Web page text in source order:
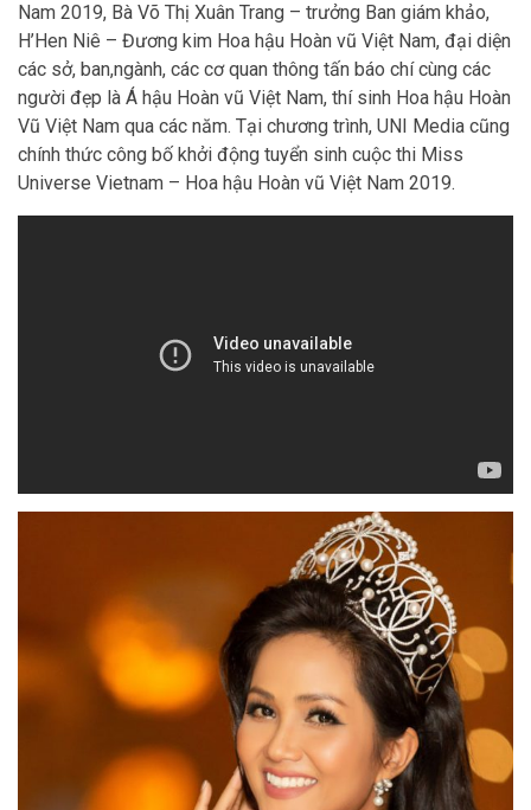
Nam 2019, Bà Võ Thị Xuân Trang – trưởng Ban giám khảo,
H’Hen Niê – Đương kim Hoa hậu Hoàn vũ Việt Nam, đại diện
các sở, ban,ngành, các cơ quan thông tấn báo chí cùng các
người đẹp là Á hậu Hoàn vũ Việt Nam, thí sinh Hoa hậu Hoàn
Vũ Việt Nam qua các năm. Tại chương trình, UNI Media cũng
chính thức công bố khởi động tuyển sinh cuộc thi Miss
Universe Vietnam – Hoa hậu Hoàn vũ Việt Nam 2019.